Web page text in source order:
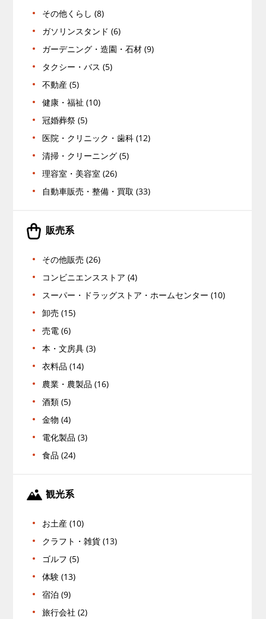
その他くらし (8)
ガソリンスタンド (6)
ガーデニング・造園・石材 (9)
タクシー・バス (5)
不動産 (5)
健康・福祉 (10)
冠婚葬祭 (5)
医院・クリニック・歯科 (12)
清掃・クリーニング (5)
理容室・美容室 (26)
自動車販売・整備・買取 (33)
販売系
その他販売 (26)
コンビニエンスストア (4)
スーパー・ドラッグストア・ホームセンター (10)
卸売 (15)
売電 (6)
本・文房具 (3)
衣料品 (14)
農業・農製品 (16)
酒類 (5)
金物 (4)
電化製品 (3)
食品 (24)
観光系
お土産 (10)
クラフト・雑貨 (13)
ゴルフ (5)
体験 (13)
宿泊 (9)
旅行会社 (2)